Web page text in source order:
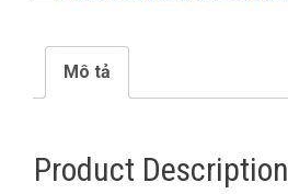
Mô tả
Product Description